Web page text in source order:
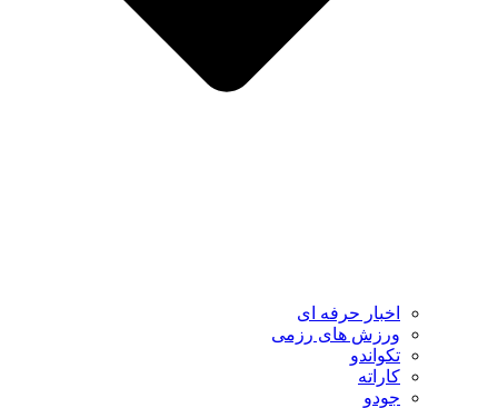
اخبار حرفه ای
ورزش های رزمی
تکواندو
کاراته
جودو